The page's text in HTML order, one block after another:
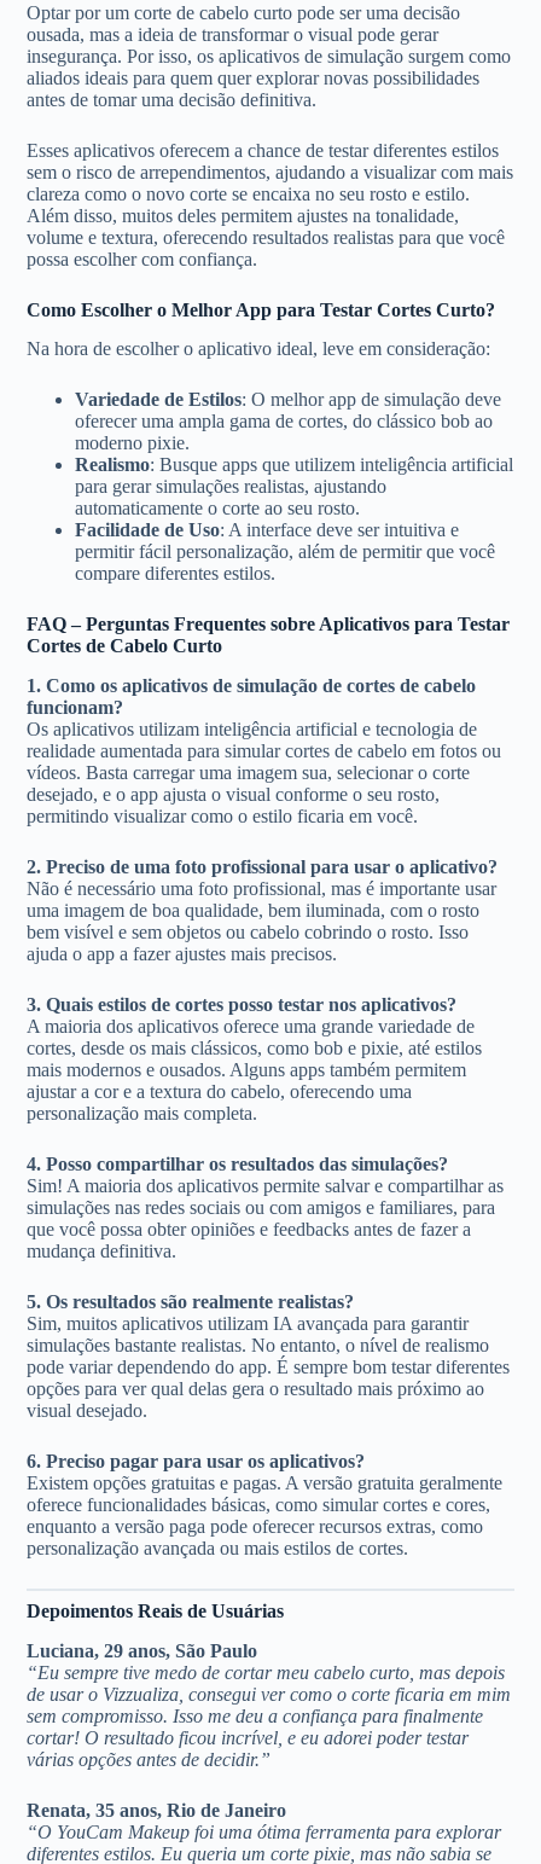
Optar por um corte de cabelo curto pode ser uma decisão
ousada, mas a ideia de transformar o visual pode gerar
insegurança. Por isso, os aplicativos de simulação surgem como
aliados ideais para quem quer explorar novas possibilidades
antes de tomar uma decisão definitiva.
Esses aplicativos oferecem a chance de testar diferentes estilos
sem o risco de arrependimentos, ajudando a visualizar com mais
clareza como o novo corte se encaixa no seu rosto e estilo.
Além disso, muitos deles permitem ajustes na tonalidade,
volume e textura, oferecendo resultados realistas para que você
possa escolher com confiança.
Como Escolher o Melhor App para Testar Cortes Curto?
Na hora de escolher o aplicativo ideal, leve em consideração:
Variedade de Estilos: O melhor app de simulação deve
oferecer uma ampla gama de cortes, do clássico bob ao
moderno pixie.
Realismo: Busque apps que utilizem inteligência artificial
para gerar simulações realistas, ajustando
automaticamente o corte ao seu rosto.
Facilidade de Uso: A interface deve ser intuitiva e
permitir fácil personalização, além de permitir que você
compare diferentes estilos.
FAQ – Perguntas Frequentes sobre Aplicativos para Testar
Cortes de Cabelo Curto
1. Como os aplicativos de simulação de cortes de cabelo
funcionam?
Os aplicativos utilizam inteligência artificial e tecnologia de
realidade aumentada para simular cortes de cabelo em fotos ou
vídeos. Basta carregar uma imagem sua, selecionar o corte
desejado, e o app ajusta o visual conforme o seu rosto,
permitindo visualizar como o estilo ficaria em você.
2. Preciso de uma foto profissional para usar o aplicativo?
Não é necessário uma foto profissional, mas é importante usar
uma imagem de boa qualidade, bem iluminada, com o rosto
bem visível e sem objetos ou cabelo cobrindo o rosto. Isso
ajuda o app a fazer ajustes mais precisos.
3. Quais estilos de cortes posso testar nos aplicativos?
A maioria dos aplicativos oferece uma grande variedade de
cortes, desde os mais clássicos, como bob e pixie, até estilos
mais modernos e ousados. Alguns apps também permitem
ajustar a cor e a textura do cabelo, oferecendo uma
personalização mais completa.
4. Posso compartilhar os resultados das simulações?
Sim! A maioria dos aplicativos permite salvar e compartilhar as
simulações nas redes sociais ou com amigos e familiares, para
que você possa obter opiniões e feedbacks antes de fazer a
mudança definitiva.
5. Os resultados são realmente realistas?
Sim, muitos aplicativos utilizam IA avançada para garantir
simulações bastante realistas. No entanto, o nível de realismo
pode variar dependendo do app. É sempre bom testar diferentes
opções para ver qual delas gera o resultado mais próximo ao
visual desejado.
6. Preciso pagar para usar os aplicativos?
Existem opções gratuitas e pagas. A versão gratuita geralmente
oferece funcionalidades básicas, como simular cortes e cores,
enquanto a versão paga pode oferecer recursos extras, como
personalização avançada ou mais estilos de cortes.
Depoimentos Reais de Usuárias
Luciana, 29 anos, São Paulo
“Eu sempre tive medo de cortar meu cabelo curto, mas depois
de usar o Vizzualiza, consegui ver como o corte ficaria em mim
sem compromisso. Isso me deu a confiança para finalmente
cortar! O resultado ficou incrível, e eu adorei poder testar
várias opções antes de decidir.”
Renata, 35 anos, Rio de Janeiro
“O YouCam Makeup foi uma ótima ferramenta para explorar
diferentes estilos. Eu queria um corte pixie, mas não sabia se